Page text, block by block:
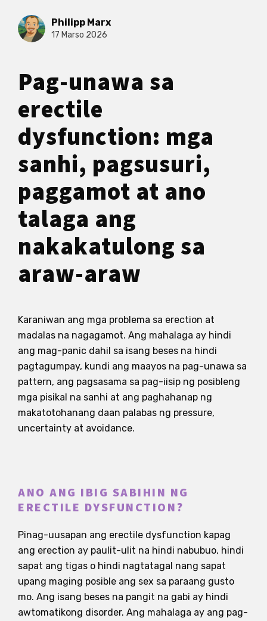
Philipp Marx
17 Marso 2026
Pag-unawa sa
erectile
dysfunction: mga
sanhi, pagsusuri,
paggamot at ano
talaga ang
nakakatulong sa
araw-araw
Karaniwan ang mga problema sa erection at
madalas na nagagamot. Ang mahalaga ay hindi
ang mag-panic dahil sa isang beses na hindi
pagtagumpay, kundi ang maayos na pag-unawa sa
pattern, ang pagsasama sa pag-iisip ng posibleng
mga pisikal na sanhi at ang paghahanap ng
makatotohanang daan palabas ng pressure,
uncertainty at avoidance.
ANO ANG IBIG SABIHIN NG
ERECTILE DYSFUNCTION?
Pinag-uusapan ang erectile dysfunction kapag
ang erection ay paulit-ulit na hindi nabubuo, hindi
sapat ang tigas o hindi nagtatagal nang sapat
upang maging posible ang sex sa paraang gusto
mo. Ang isang beses na pangit na gabi ay hindi
awtomatikong disorder. Ang mahalaga ay ang pag-